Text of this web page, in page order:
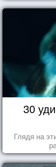
30
Глядя на